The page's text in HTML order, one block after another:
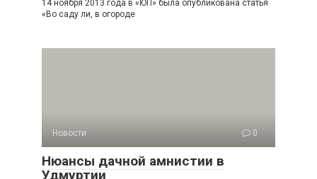
14 ноября 2013 года в «ЮП» была опубликована статья
«Во саду ли, в огороде
Новости 0
Нюансы дачной амнистии в
Удмуртии